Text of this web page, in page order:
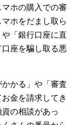
ホの購入での審
ホをだまし取ら
「銀行口座に直
座を騙し取る悪
かる」や「審査
金を請求してき
の相談があっ